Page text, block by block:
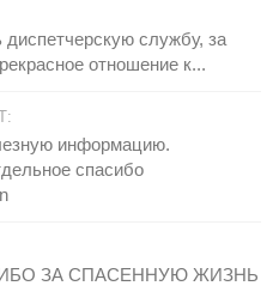
диспетчерскую службу, за
отношение к...
информацию.
спасибо
ЗА СПАСЕННУЮ ЖИЗНЬ